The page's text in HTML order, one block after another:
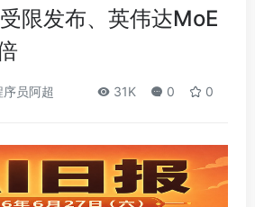
限发布、英伟达MoE
序员阿超 31K 0 0